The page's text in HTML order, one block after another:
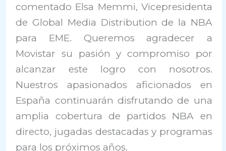
comentado Elsa Memmi, Vicepresidenta
de Global Media Distribution de la NBA
para EME. Queremos agradecer a
Movistar su pasión y compromiso por
alcanzar este logro con nosotros.
Nuestros apasionados aficionados en
España continuarán disfrutando de una
amplia cobertura de partidos NBA en
directo, jugadas destacadas y programas
para los próximos años.